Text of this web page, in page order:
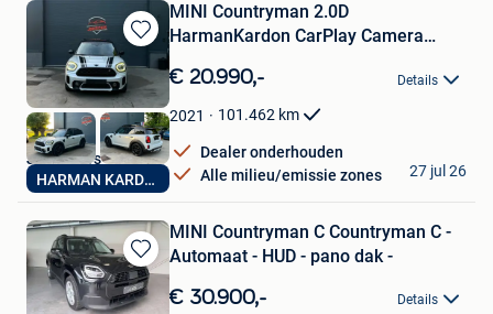
Bewaren
in
Mijn
Favorieten
HARMAN KARDON
MINI Countryman 2.0D
HarmanKardon CarPlay Camera
€ 20.990,- Details
2021 101.462 km
Dealer onderhouden
Alle milieu/emissie zones
Joker Cars
Grimbergen
27 jul 26
Bewaren
in
Mijn
MINI Countryman C Countryman C -
Automaat - HUD - pano dak -
€ 30.900,- Details